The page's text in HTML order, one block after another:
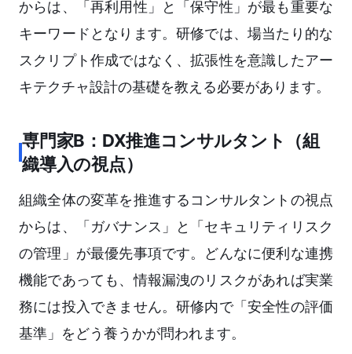
からは、「再利用性」と「保守性」が最も重要な
キーワードとなります。研修では、場当たり的な
スクリプト作成ではなく、拡張性を意識したアー
キテクチャ設計の基礎を教える必要があります。
専門家B：DX推進コンサルタント（組
織導入の視点）
組織全体の変革を推進するコンサルタントの視点
からは、「ガバナンス」と「セキュリティリスク
の管理」が最優先事項です。どんなに便利な連携
機能であっても、情報漏洩のリスクがあれば実業
務には投入できません。研修内で「安全性の評価
基準」をどう養うかが問われます。